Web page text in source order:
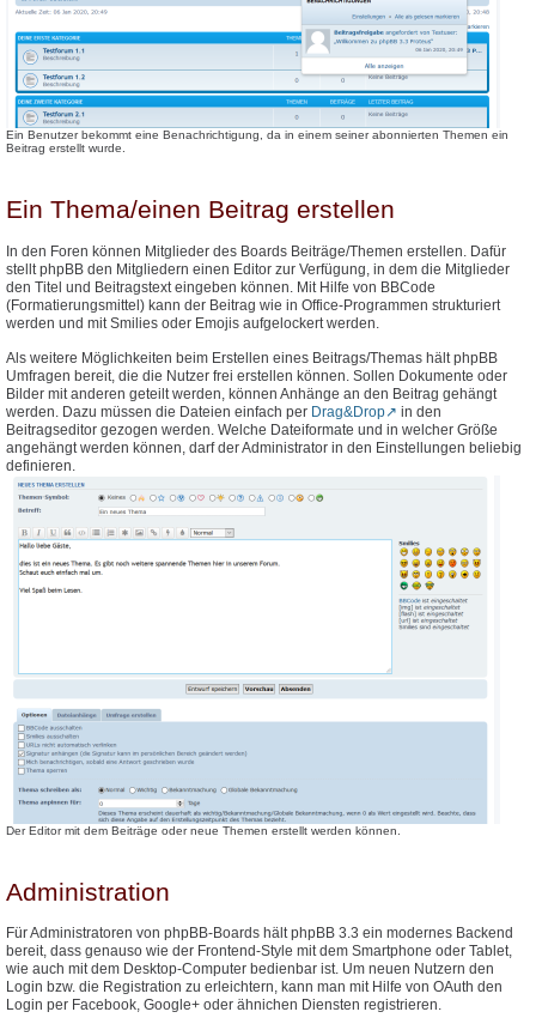
Ein Benutzer bekommt eine Benachrichtigung, da in einem seiner abonnierten Themen ein
Beitrag erstellt wurde.
Ein Thema/einen Beitrag erstellen
In den Foren können Mitglieder des Boards Beiträge/Themen erstellen. Dafür
stellt phpBB den Mitgliedern einen Editor zur Verfügung, in dem die Mitglieder
den Titel und Beitragstext eingeben können. Mit Hilfe von BBCode
(Formatierungsmittel) kann der Beitrag wie in Office-Programmen strukturiert
werden und mit Smilies oder Emojis aufgelockert werden.
Als weitere Möglichkeiten beim Erstellen eines Beitrags/Themas hält phpBB
Umfragen bereit, die die Nutzer frei erstellen können. Sollen Dokumente oder
Bilder mit anderen geteilt werden, können Anhänge an den Beitrag gehängt
werden. Dazu müssen die Dateien einfach per Drag&Drop
in den
Beitragseditor gezogen werden. Welche Dateiformate und in welcher Größe
angehängt werden können, darf der Administrator in den Einstellungen beliebig
definieren.
Der Editor mit dem Beiträge oder neue Themen erstellt werden können.
Administration
Für Administratoren von phpBB-Boards hält phpBB 3.3 ein modernes Backend
bereit, dass genauso wie der Frontend-Style mit dem Smartphone oder Tablet,
wie auch mit dem Desktop-Computer bedienbar ist. Um neuen Nutzern den
Login bzw. die Registration zu erleichtern, kann man mit Hilfe von OAuth den
Login per Facebook, Google+ oder ähnichen Diensten registrieren.